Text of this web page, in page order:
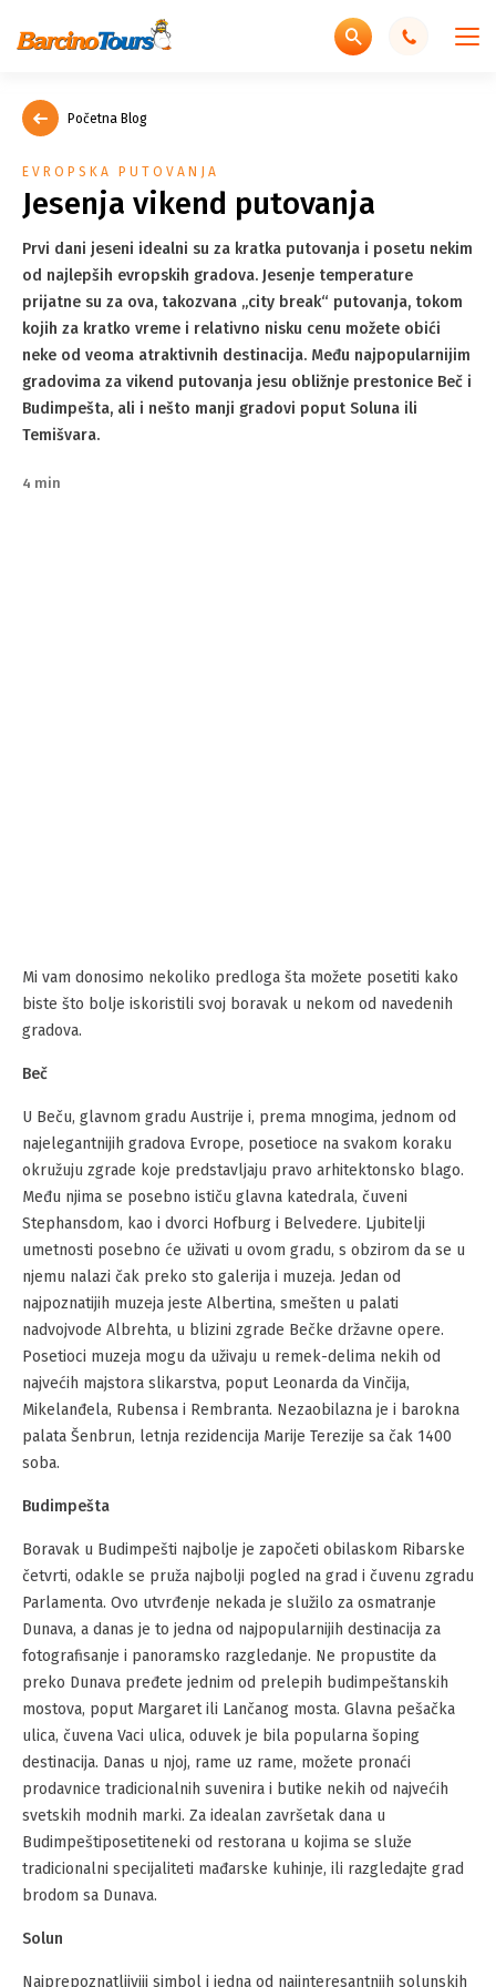
Početna Blog
EVROPSKA PUTOVANJA
Jesenja vikend putovanja
Prvi dani jeseni idealni su za kratka putovanja i posetu nekim
od najlepših evropskih gradova. Jesenje temperature
prijatne su za ova, takozvana „city break“ putovanja, tokom
kojih za kratko vreme i relativno nisku cenu možete obići
neke od veoma atraktivnih destinacija. Među najpopularnijim
gradovima za vikend putovanja jesu obližnje prestonice Beč i
Budimpešta, ali i nešto manji gradovi poput Soluna ili
Temišvara.
4 min
Mi vam donosimo nekoliko predloga šta možete posetiti kako
biste što bolje iskoristili svoj boravak u nekom od navedenih
gradova.
Beč
U Beču, glavnom gradu Austrije i, prema mnogima, jednom od
najelegantnijih gradova Evrope, posetioce na svakom koraku
okružuju zgrade koje predstavljaju pravo arhitektonsko blago.
Među njima se posebno ističu glavna katedrala, čuveni
Stephansdom, kao i dvorci Hofburg i Belvedere. Ljubitelji
umetnosti posebno će uživati u ovom gradu, s obzirom da se u
njemu nalazi čak preko sto galerija i muzeja. Jedan od
najpoznatijih muzeja jeste Albertina, smešten u palati
nadvojvode Albrehta, u blizini zgrade Bečke državne opere.
Posetioci muzeja mogu da uživaju u remek-delima nekih od
najvećih majstora slikarstva, poput Leonarda da Vinčija,
Mikelanđela, Rubensa i Rembranta. Nezaobilazna je i barokna
palata Šenbrun, letnja rezidencija Marije Terezije sa čak 1400
soba.
Budimpešta
Boravak u Budimpešti najbolje je započeti obilaskom Ribarske
četvrti, odakle se pruža najbolji pogled na grad i čuvenu zgradu
Parlamenta. Ovo utvrđenje nekada je služilo za osmatranje
Dunava, a danas je to jedna od najpopularnijih destinacija za
fotografisanje i panoramsko razgledanje. Ne propustite da
preko Dunava pređete jednim od prelepih budimpeštanskih
mostova, poput Margaret ili Lančanog mosta. Glavna pešačka
ulica, čuvena Vaci ulica, oduvek je bila popularna šoping
destinacija. Danas u njoj, rame uz rame, možete pronaći
prodavnice tradicionalnih suvenira i butike nekih od najvećih
svetskih modnih marki. Za idealan završetak dana u
Budimpeštiposetiteneki od restorana u kojima se služe
tradicionalni specijaliteti mađarske kuhinje, ili razgledajte grad
brodom sa Dunava.
Solun
Najprepoznatljiviji simbol i jedna od najinteresantnijh solunskih